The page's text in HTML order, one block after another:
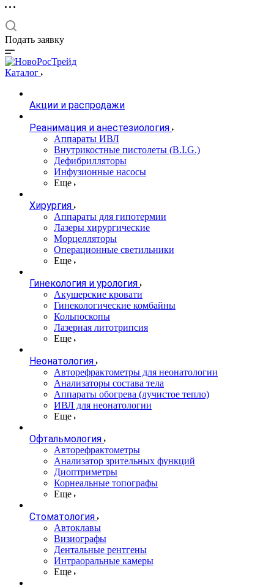
Подать заявку
Каталог
Акции и распродажи
Реанимация и анестезиология
Аппараты ИВЛ
Внутрикостные пистолеты (B.I.G.)
Дефибрилляторы
Инфузионные насосы
Еще
Хирургия
Аппараты для гипотермии
Лазеры хирургические
Морцелляторы
Операционные светильники
Еще
Гинекология и урология
Акушерские кровати
Гинекологические комбайны
Кольпоскопы
Лазерная литотрипсия
Еще
Неонатология
Авторефрактометры для неонатологии
Анализаторы состава тела
Аппараты обогрева (лучистое тепло)
ИВЛ для неонатологии
Еще
Офтальмология
Авторефрактометры
Анализатор зрительных функций
Диоптриметры
Корнеальные топографы
Еще
Стоматология
Автоклавы
Визиографы
Дентальные рентгены
Интраоральные камеры
Еще